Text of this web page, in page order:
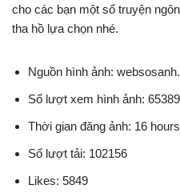
cho các bạn một số truyện
tha hồ lựa chọn nhé.
Nguồn hình ảnh:
Số lượt xem hình ảnh: 65389
Thời gian đăng ảnh: 16
Số lượt tải: 102156
Likes: 5849